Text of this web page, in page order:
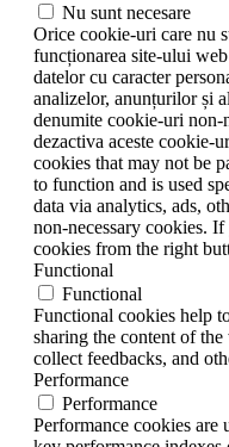
Nu sunt necesare
Orice cookie-uri care nu
funcționarea site-ului
datelor cu caracter
analizelor, anunțurilor și
denumite cookie-uri non-
dezactiva aceste cookie-
cookies that may not be
to function and is used
data via analytics, ads,
non-necessary cookies.
cookies from the right
Functional
Functional
Functional cookies help
sharing the content of
collect feedbacks, and
Performance
Performance
Performance cookies are